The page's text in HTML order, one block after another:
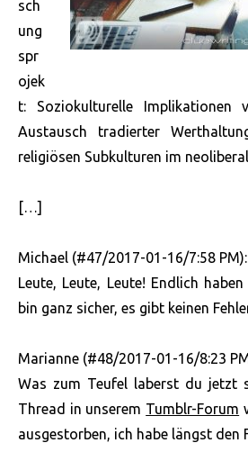
sch
ung
spr
ojek
t: Soziokulturelle Implikationen
Austausch tradierter
religiösen Subkulturen im
[…]
Michael (#47/2017-01-16/7:58 PM):
Leute, Leute, Leute! Endlich
bin ganz sicher, es gibt keinen
Marianne (#48/2017-01-16/8:23
Was zum Teufel laberst du jetzt
Thread in unserem Tumblr-Forum
ausgestorben, ich habe längst den